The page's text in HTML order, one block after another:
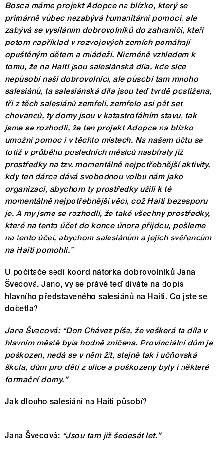
Bosca máme projekt Adopce na blízko, který se
primárně vůbec nezabývá humanitární pomocí, ale
zabývá se vysíláním dobrovolníků do zahraničí, kteří
potom například v rozvojových zemích pomáhají
opuštěným dětem a mládeži. Nicméně vzhledem k
tomu, že na Haiti jsou salesiánská díla, kde sice
nepůsobí naši dobrovolníci, ale působí tam mnoho
salesiánů, ta salesiánská díla jsou teď tvrdě postižena,
tři z těch salesiánů zemřeli, zemřelo asi pět set
chovanců, ty domy jsou v katastrofálním stavu, tak
jsme se rozhodli, že ten projekt Adopce na blízko
umožní pomoc i v těchto místech. Na našem účtu se
totiž v průběhu posledních měsíců nasbíraly již
prostředky na tzv. momentálně nejpotřebnější aktivity,
kdy ten dárce dává svobodnou volbu nám jako
organizaci, abychom ty prostředky užili k té
momentálně nejpotřebnější věci, což Haiti bezesporu
je. A my jsme se rozhodli, že také všechny prostředky,
které na tento účet do konce února přijdou, pošleme
na tento účel, abychom salesiánům a jejich svěřencům
na Haiti pomohli.”
U počítače sedí koordinátorka dobrovolníků Jana
Švecová. Jano, vy se právě teď díváte na dopis
hlavního představeného salesiánů na Haiti. Co jste se
dočetla?
Jana Švecová: “Don Chávez píše, že veškerá ta díla v
hlavním městě byla hodně zničena. Provinciální dům je
poškozen, nedá se v něm žít, stejně tak i učňovská
škola, dům pro děti z ulice a poškozeny byly i některé
formační domy.”
Jak dlouho salesiáni na Haiti působí?
Jana Švecová: “Jsou tam již šedesát let.”